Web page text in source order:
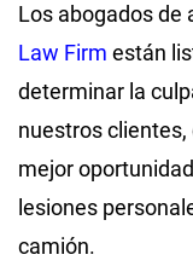
Los abogados de
Law Firm están
determinar la
nuestros
mejor
lesiones
camión.